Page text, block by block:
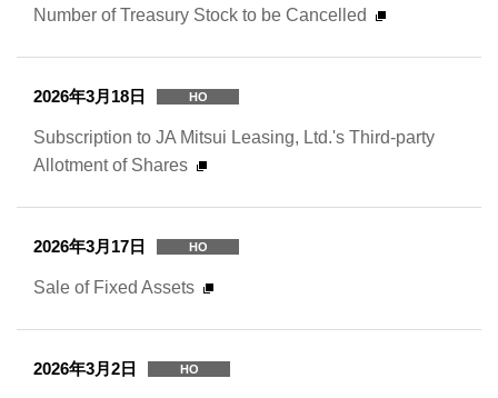
Number of Treasury Stock to be Cancelled
2026年3月18日 HO
Subscription to JA Mitsui Leasing, Ltd.'s Third-party
Allotment of Shares
2026年3月17日 HO
Sale of Fixed Assets
2026年3月2日 HO